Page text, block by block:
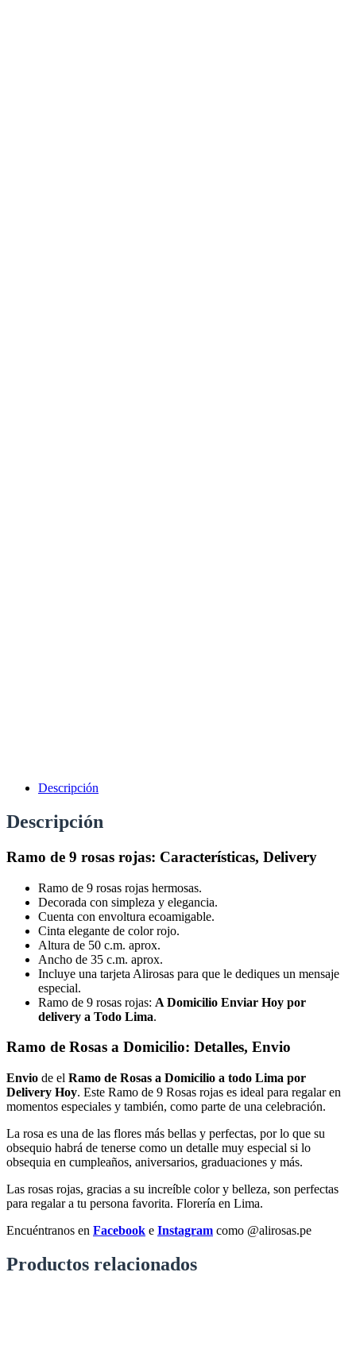
Descripción
Descripción
Ramo de 9 rosas rojas: Características, Delivery
Ramo de 9 rosas rojas hermosas.
Decorada con simpleza y elegancia.
Cuenta con envoltura ecoamigable.
Cinta elegante de color rojo.
Altura de 50 c.m. aprox.
Ancho de 35 c.m. aprox.
Incluye una tarjeta Alirosas para que le dediques un mensaje
especial.
Ramo de 9 rosas rojas: A Domicilio Enviar Hoy por
delivery a Todo Lima.
Ramo de Rosas a Domicilio: Detalles, Envio
Envio de el Ramo de Rosas a Domicilio a todo Lima por
Delivery Hoy. Este Ramo de 9 Rosas rojas es ideal para regalar en
momentos especiales y también, como parte de una celebración.
La rosa es una de las flores más bellas y perfectas, por lo que su
obsequio habrá de tenerse como un detalle muy especial si lo
obsequia en cumpleaños, aniversarios, graduaciones y más.
Las rosas rojas, gracias a su increíble color y belleza, son perfectas
para regalar a tu persona favorita. Florería en Lima.
Encuéntranos en Facebook e Instagram como @alirosas.pe
Productos relacionados